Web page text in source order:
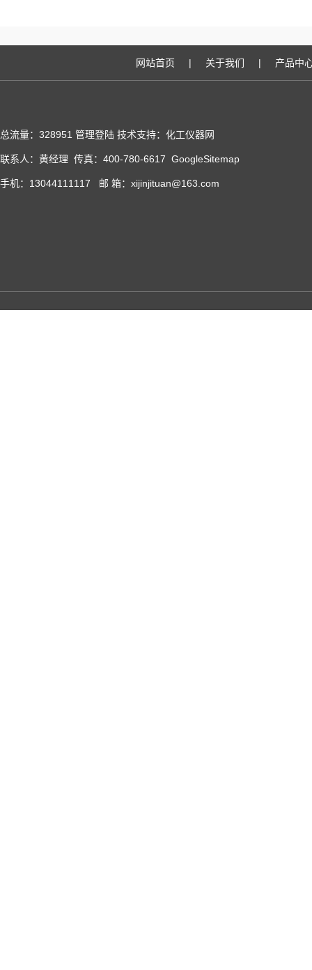
网站首页 | 关于我们 | 产品中
总流量：328951 管理登陆 技术支持：化工仪器网
联系人：黄经理 传真：400-780-6617 GoogleSitemap
手机：13044111117 邮 箱：xijinjituan@163.com